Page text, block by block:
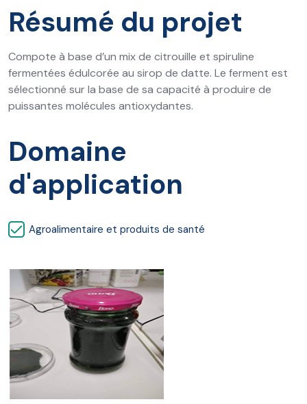
Résumé du projet
Compote à base d’un mix de citrouille et spiruline
fermentées édulcorée au sirop de datte. Le ferment est
sélectionné sur la base de sa capacité à produire de
puissantes molécules antioxydantes.
Domaine
d'application
Agroalimentaire et produits de santé